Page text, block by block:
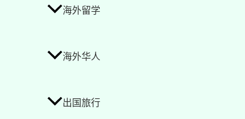
海外留学
海外华人
出国旅行